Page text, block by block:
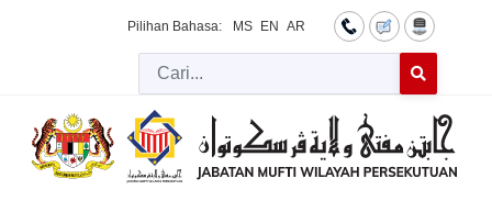
Pilihan Bahasa: MS EN AR
Cari